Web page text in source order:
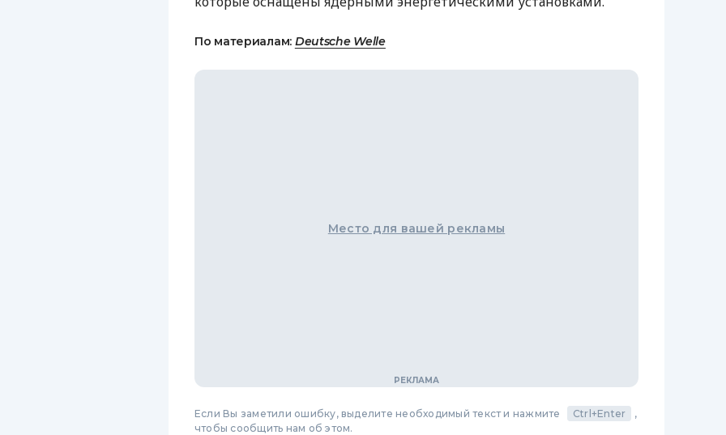
По материалам: Deutsche Welle
Место для вашей рекламы
Если Вы заметили ошибку, выделите необходимый текст и нажмите Ctrl+Enter
,
чтобы сообщить нам об этом.